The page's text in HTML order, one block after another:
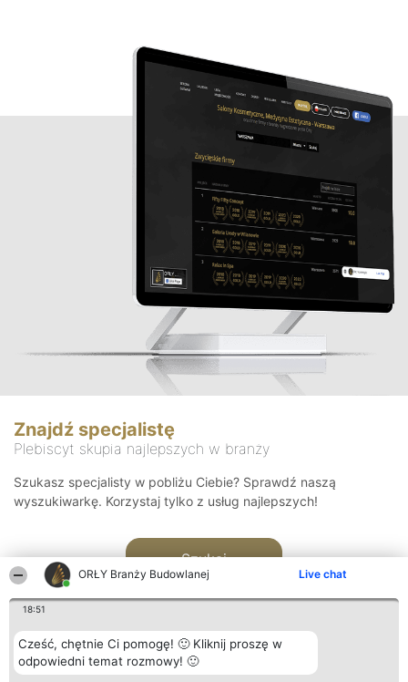
ORŁY Branży Budowlanej Live chat
18:51
Cześć, chętnie Ci pomogę! 🙂 Kliknij proszę w
odpowiedni temat rozmowy! 🙂
Znajdź specjalistę
Plebiscyt skupia najlepszych w branży
Szukasz specjalisty w pobliżu Ciebie? Sprawdź naszą
wyszukiwarkę. Korzystaj tylko z usług najlepszych!
Szukaj